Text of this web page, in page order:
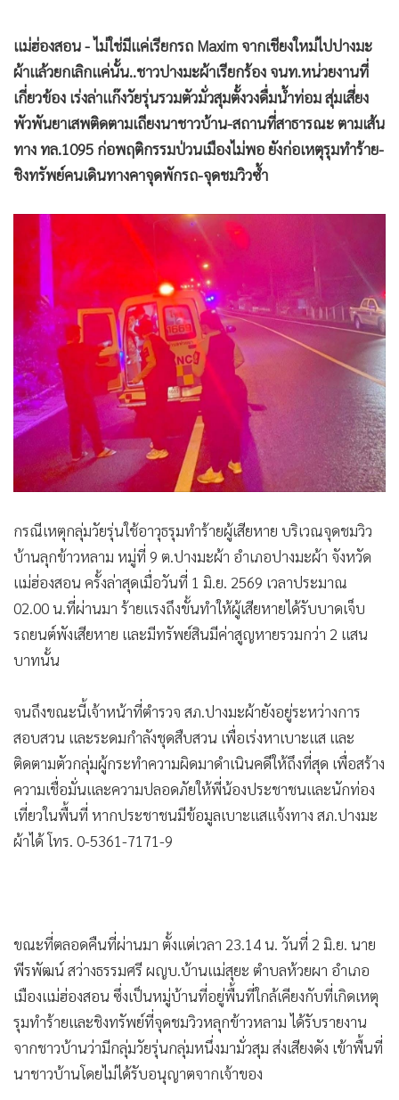
• เศรษฐกิจ-ธุรกิจ
จีน
• ชุมชน-คุณภาพชีวิต
อาชญากรรม
• Motoring
วิทยาศาสตร์
SMEs
•
อินโดจีน
• กองทุนรวม
• Celeb Online
• Factcheck
• ญี่ปุ่น
•
News1
• Gotomanager
แม่ฮ่องสอน - ไม่ใช่มีแค่เรียกรถ Maxim จากเชียงใหม่ไปปางมะ
ผ้าแล้วยกเลิกแค่นั้น..ชาวปางมะผ้าเรียกร้อง จนท.หน่วยงานที่
เกี่ยวข้อง เร่งล่าแก๊งวัยรุ่นรวมตัวมั่วสุมตั้งวงดื่มน้ำท่อม สุ่มเสี่ยง
พัวพันยาเสพติดตามเถียงนาชาวบ้าน-สถานที่สาธารณะ ตามเส้น
ทาง ทล.1095 ก่อพฤติกรรมป่วนเมืองไม่พอ ยังก่อเหตุรุมทำร้าย-
ชิงทรัพย์คนเดินทางคาจุดพักรถ-จุดชมวิวซ้ำ
กรณีเหตุกลุ่มวัยรุ่นใช้อาวุธรุมทำร้ายผู้เสียหาย บริเวณจุดชมวิว
บ้านลุกข้าวหลาม หมู่ที่ 9 ต.ปางมะผ้า อำเภอปางมะผ้า จังหวัด
แม่ฮ่องสอน ครั้งล่าสุดเมื่อวันที่ 1 มิ.ย. 2569 เวลาประมาณ
02.00 น.ที่ผ่านมา ร้ายแรงถึงขั้นทำให้ผู้เสียหายได้รับบาดเจ็บ
รถยนต์พังเสียหาย และมีทรัพย์สินมีค่าสูญหายรวมกว่า 2 แสน
บาทนั้น
จนถึงขณะนี้เจ้าหน้าที่ตำรวจ สภ.ปางมะผ้ายังอยู่ระหว่างการ
สอบสวน และระดมกำลังชุดสืบสวน เพื่อเร่งหาเบาะแส และ
ติดตามตัวกลุ่มผู้กระทำความผิดมาดำเนินคดีให้ถึงที่สุด เพื่อสร้าง
ความเชื่อมั่นและความปลอดภัยให้พี่น้องประชาชนและนักท่อง
เที่ยวในพื้นที่ หากประชาชนมีข้อมูลเบาะแสแจ้งทาง สภ.ปางมะ
ผ้าได้ โทร. 0-5361-7171-9
ขณะที่ตลอดคืนที่ผ่านมา ตั้งแต่เวลา 23.14 น. วันที่ 2 มิ.ย. นาย
พีรพัฒน์ สว่างธรรมศรี ผญบ.บ้านแม่สุยะ ตำบลห้วยผา อำเภอ
เมืองแม่ฮ่องสอน ซึ่งเป็นหมู่บ้านที่อยู่พื้นที่ใกล้เคียงกับที่เกิดเหตุ
รุมทำร้ายและชิงทรัพย์ที่จุดชมวิวหลุกข้าวหลาม ได้รับรายงาน
จากชาวบ้านว่ามีกลุ่มวัยรุ่นกลุ่มหนึ่งมามั่วสุม ส่งเสียงดัง เข้าพื้นที่
นาชาวบ้านโดยไม่ได้รับอนุญาตจากเจ้าของ